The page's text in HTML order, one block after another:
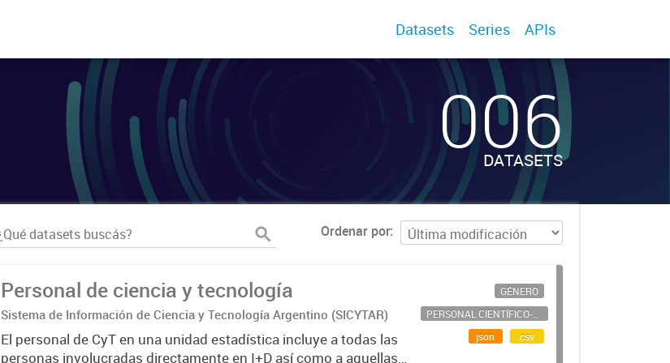
Datasets Series APIs
006
DATASETS
Ordenar por
Personal de ciencia y tecnología
Sistema de Información de Ciencia y Tecnología Argentino (SICYTAR)
El personal de CyT en una unidad estadística incluye a todas las
personas involucradas directamente en I+D así como a aquellas
GÉNERO
PERSONAL CIENTÍFICO-TECNOLÓGICO
json
csv